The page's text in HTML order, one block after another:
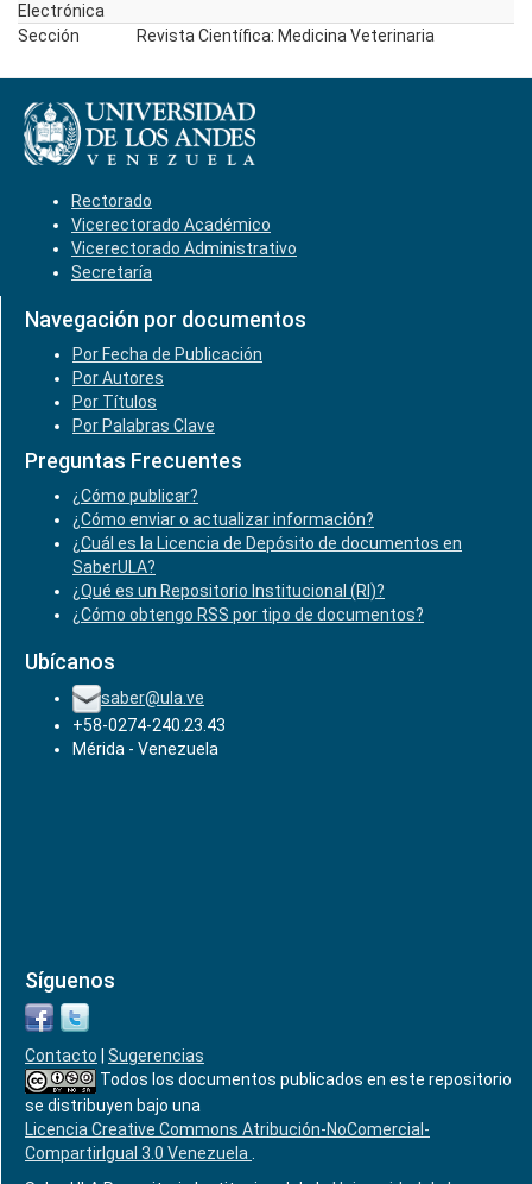
Electrónica
Sección Revista Científica: Medicina Veterinaria
Rectorado
Vicerectorado Académico
Vicerectorado Administrativo
Secretaría
Navegación por documentos
Por Fecha de Publicación
Por Autores
Por Títulos
Por Palabras Clave
Preguntas Frecuentes
¿Cómo publicar?
¿Cómo enviar o actualizar información?
¿Cuál es la Licencia de Depósito de documentos en
SaberULA?
¿Qué es un Repositorio Institucional (RI)?
¿Cómo obtengo RSS por tipo de documentos?
Ubícanos
saber@ula.ve
+58-0274-240.23.43
Mérida - Venezuela
Síguenos
Contacto
Sugerencias
Todos los documentos publicados en este repositorio
se distribuyen bajo una
Licencia Creative Commons Atribución-NoComercial-
CompartirIgual 3.0 Venezuela